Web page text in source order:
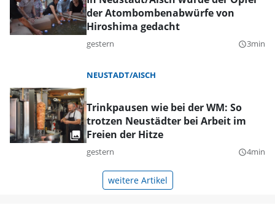
der Atombombenabwürfe von
Hiroshima gedacht
gestern query_builder3min
NEUSTADT/AISCH
Trinkpausen wie bei der WM: So
trotzen Neustädter bei Arbeit im
Freien der Hitze
gestern query_builder4min
weitere Artikel